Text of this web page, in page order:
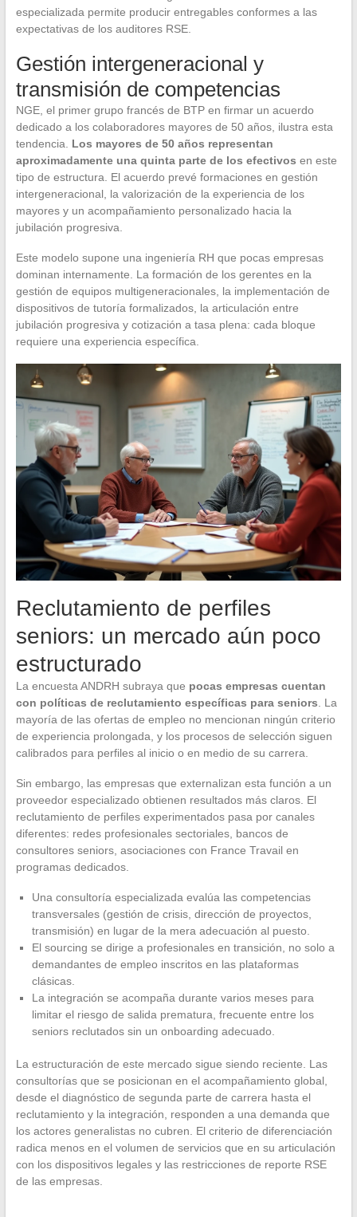
especializada permite producir entregables conformes a las
expectativas de los auditores RSE.
Gestión intergeneracional y
transmisión de competencias
NGE, el primer grupo francés de BTP en firmar un acuerdo
dedicado a los colaboradores mayores de 50 años, ilustra esta
tendencia. Los mayores de 50 años representan
aproximadamente una quinta parte de los efectivos en este
tipo de estructura. El acuerdo prevé formaciones en gestión
intergeneracional, la valorización de la experiencia de los
mayores y un acompañamiento personalizado hacia la
jubilación progresiva.
Este modelo supone una ingeniería RH que pocas empresas
dominan internamente. La formación de los gerentes en la
gestión de equipos multigeneracionales, la implementación de
dispositivos de tutoría formalizados, la articulación entre
jubilación progresiva y cotización a tasa plena: cada bloque
requiere una experiencia específica.
Reclutamiento de perfiles
seniors: un mercado aún poco
estructurado
La encuesta ANDRH subraya que pocas empresas cuentan
con políticas de reclutamiento específicas para seniors. La
mayoría de las ofertas de empleo no mencionan ningún criterio
de experiencia prolongada, y los procesos de selección siguen
calibrados para perfiles al inicio o en medio de su carrera.
Sin embargo, las empresas que externalizan esta función a un
proveedor especializado obtienen resultados más claros. El
reclutamiento de perfiles experimentados pasa por canales
diferentes: redes profesionales sectoriales, bancos de
consultores seniors, asociaciones con France Travail en
programas dedicados.
Una consultoría especializada evalúa las competencias
transversales (gestión de crisis, dirección de proyectos,
transmisión) en lugar de la mera adecuación al puesto.
El sourcing se dirige a profesionales en transición, no solo a
demandantes de empleo inscritos en las plataformas
clásicas.
La integración se acompaña durante varios meses para
limitar el riesgo de salida prematura, frecuente entre los
seniors reclutados sin un onboarding adecuado.
La estructuración de este mercado sigue siendo reciente. Las
consultorías que se posicionan en el acompañamiento global,
desde el diagnóstico de segunda parte de carrera hasta el
reclutamiento y la integración, responden a una demanda que
los actores generalistas no cubren. El criterio de diferenciación
radica menos en el volumen de servicios que en su articulación
con los dispositivos legales y las restricciones de reporte RSE
de las empresas.